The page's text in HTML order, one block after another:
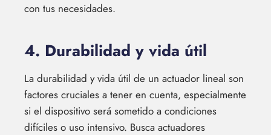
con tus necesidades.
4. Durabilidad y vida útil
La durabilidad y vida útil de un actuador lineal son
factores cruciales a tener en cuenta, especialmente
si el dispositivo será sometido a condiciones
difíciles o uso intensivo. Busca actuadores